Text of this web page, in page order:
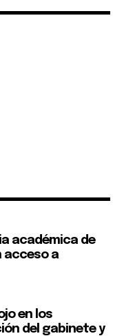
académica de
acceso a
en los
del gabinete y